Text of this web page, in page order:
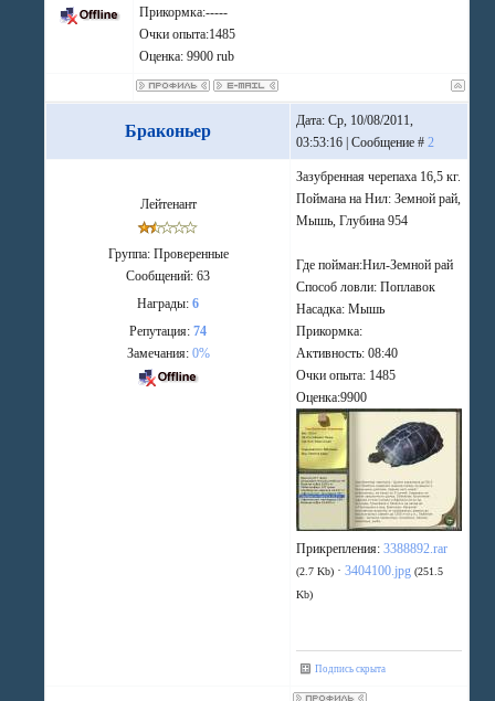
Прикормка:-----
Очки опыта:1485
Оценка: 9900 rub
Браконьер
Дата: Ср, 10/08/2011,
03:53:16 | Сообщение #2
Лейтенант
Группа: Проверенные
Сообщений:63
Награды:6
Репутация:74
Замечания: 0%
Зазубренная черепаха 16,5 кг.
Поймана на Нил: Земной рай,
Мышь, Глубина 954
Где пойман:Нил-Земной рай
Способ ловли: Поплавок
Насадка: Мышь
Прикормка:
Активность: 08:40
Очки опыта: 1485
Оценка:9900
Прикрепления:3388892.rar
(2.7 Kb) ·3404100.jpg (251.5
Kb)
Подпись скрыта